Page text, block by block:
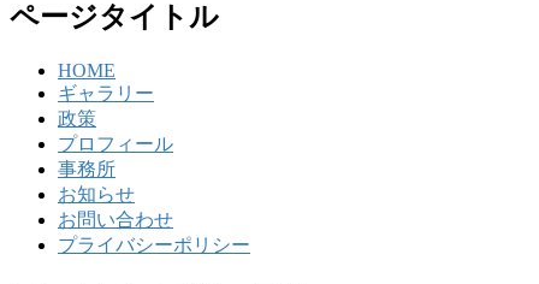
ページタイトル
HOME
ギャラリー
政策
プロフィール
事務所
お知らせ
お問い合わせ
プライバシーポリシー